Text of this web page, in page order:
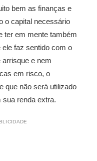
bem as finanças e
o capital necessário
ter em mente também
faz sentido com o
e nem
em risco, o
que não será utilizado
sua renda extra.